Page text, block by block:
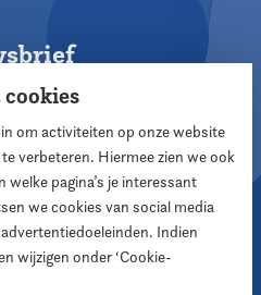
om activiteiten op onze website
verbeteren. Hiermee zien we ook
welke pagina’s je interessant
we cookies van social media
Indien
wijzigen onder ‘Cookie-